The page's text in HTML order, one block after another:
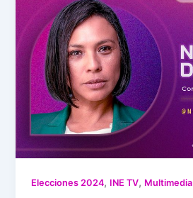
Elecciones 2024, INE TV, Multimedia